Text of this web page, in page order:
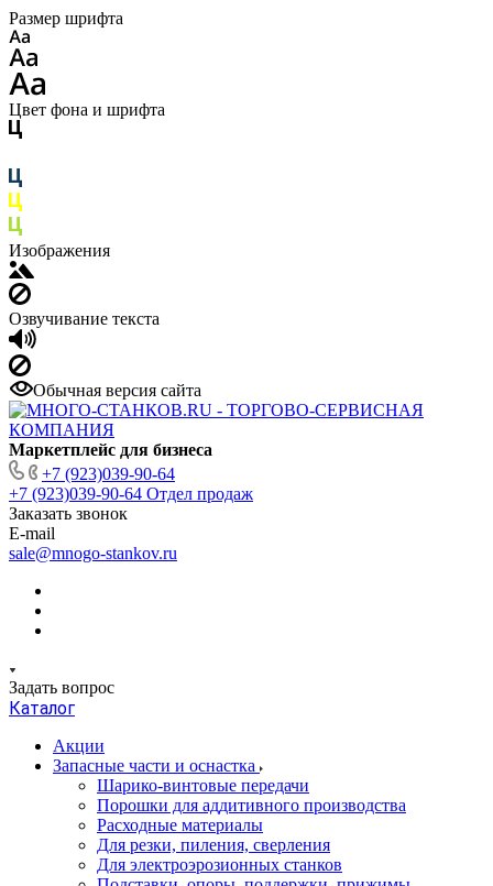
Размер шрифта
Цвет фона и шрифта
Изображения
Озвучивание текста
Обычная версия сайта
Маркетплейс для бизнеса
+7 (923)039-90-64
+7 (923)039-90-64 Отдел продаж
Заказать звонок
E-mail
sale@mnogo-stankov.ru
Задать вопрос
Каталог
Акции
Запасные части и оснастка
Шарико-винтовые передачи
Порошки для аддитивного производства
Расходные материалы
Для резки, пиления, сверления
Для электроэрозионных станков